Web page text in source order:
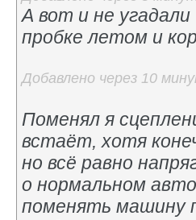
А вот и не
пробке летом и
Добавлено через 10
Поменял я
встаёт, хотя
но всё равно
о нормальном
поменять машину